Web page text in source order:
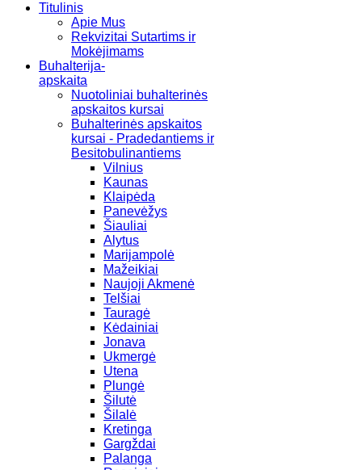
Titulinis
Apie Mus
Rekvizitai Sutartims ir
Mokėjimams
Buhalterija-
apskaita
Nuotoliniai buhalterinės
apskaitos kursai
Buhalterinės apskaitos
kursai - Pradedantiems ir
Besitobulinantiems
Vilnius
Kaunas
Klaipėda
Panevėžys
Šiauliai
Alytus
Marijampolė
Mažeikiai
Naujoji Akmenė
Telšiai
Tauragė
Kėdainiai
Jonava
Ukmergė
Utena
Plungė
Šilutė
Šilalė
Kretinga
Gargždai
Palanga